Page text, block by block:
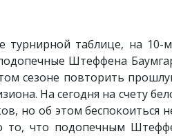
турнирной таблице, на
Штеффена
сезоне повторить
На сегодня на счету
но об этом беспокоиться
то, что подопечным